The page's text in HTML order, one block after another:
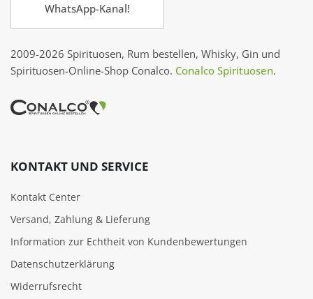
WhatsApp-Kanal!
2009-2026 Spirituosen, Rum bestellen, Whisky, Gin und
Spirituosen-Online-Shop Conalco. Conalco Spirituosen.
KONTAKT UND SERVICE
Kontakt Center
Versand, Zahlung & Lieferung
Information zur Echtheit von Kundenbewertungen
Datenschutzerklärung
Widerrufsrecht